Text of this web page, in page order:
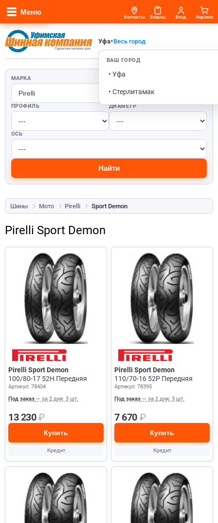
Меню
Уфа•Весь город
ВАШ ГОРОД
• Уфа
• Стерлитамак
Контакты Заказы Вход Корзина
МАРКА ШИРИНА
ПРОФИЛЬ ДИАМЕТР
ОСЬ
Найти
Шины Мото Pirelli Sport Demon
Pirelli Sport Demon
Pirelli Sport Demon
100/80-17 52H Передняя
Артикул: 78404
Под заказ — за 2 дня: 3 шт.
13 230₽
Купить
Кредит
Pirelli Sport Demon
110/70-16 52P Передняя
Артикул: 78395
Под заказ — за 2 дня: 3 шт.
7 670 ₽
Купить
Кредит